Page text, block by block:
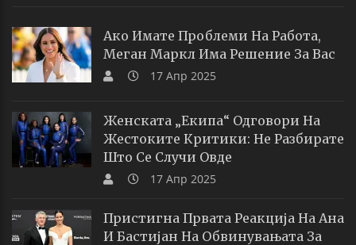
Ако Имате Проблеми На Работа,
Меган Маркл Има Решение За Вас
17 Апр 2025
Женската „екипа“ Одговори На
Жестоките Критики: Не Разбирате
Што Се Случи Овде
17 Апр 2025
Пристигна Првата Реакција На Ана
И Бастијан На Обвинувањата За